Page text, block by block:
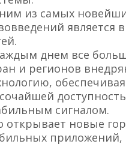
из самых новейших
является
днем все
и регионов
обеспечивая
сигналом.
открывает новые
приложений,